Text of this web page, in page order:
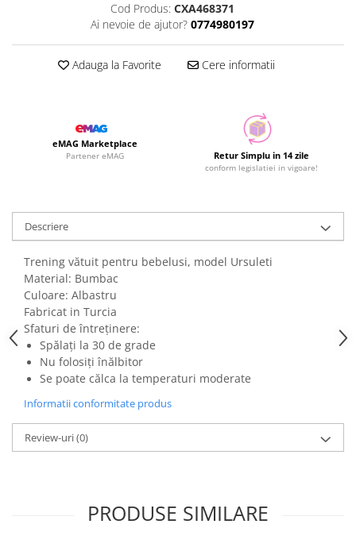
Cod Produs: CXA468371
Ai nevoie de ajutor? 0774980197
Adauga la Favorite Cere informatii
eMAG Marketplace
Partener eMAG Retur Simplu in 14 zile
conform legislatiei in vigoare!
Descriere
Trening vătuit pentru bebelusi, model Ursuleti
Material: Bumbac
Culoare: Albastru
Fabricat in Turcia
Sfaturi de întreținere:
Spălați la 30 de grade
Nu folosiți înălbitor
Se poate călca la temperaturi moderate
Informatii conformitate produs
Review-uri(0)
PRODUSE SIMILARE